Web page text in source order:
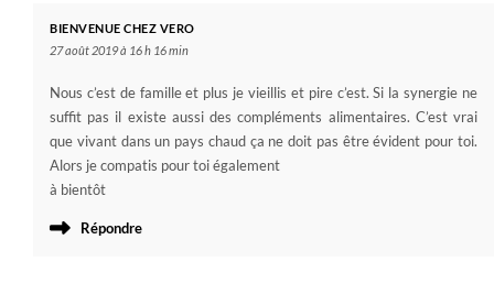
BIENVENUE CHEZ VERO
27 août 2019 à 16 h 16 min
Nous c’est de famille et plus je vieillis et pire c’est. Si la synergie ne
suffit pas il existe aussi des compléments alimentaires. C’est vrai
que vivant dans un pays chaud ça ne doit pas être évident pour toi.
Alors je compatis pour toi également
à bientôt
Répondre